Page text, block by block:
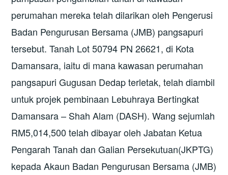
perumahan mereka telah dilarikan oleh Pengerusi
Badan Pengurusan Bersama (JMB) pangsapuri
tersebut. Tanah Lot 50794 PN 26621, di Kota
Damansara, iaitu di mana kawasan perumahan
pangsapuri Gugusan Dedap terletak, telah diambil
untuk projek pembinaan Lebuhraya Bertingkat
Damansara – Shah Alam (DASH). Wang sejumlah
RM5,014,500 telah dibayar oleh Jabatan Ketua
Pengarah Tanah dan Galian Persekutuan(JKPTG)
kepada Akaun Badan Pengurusan Bersama (JMB)